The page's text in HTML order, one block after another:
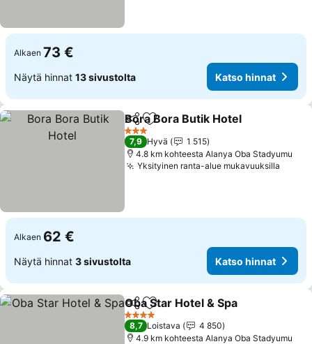
Alkaen 73 €
Näytä hinnat 13 sivustolta Katso hinnat
Jaa Lisää suosikkeihin
Bora Bora Butik Hotel
3 Tähtiluokitus
7,9 Hyvä
1 515
4.8 km kohteesta Alanya Oba Stadyumu
Yksityinen ranta-alue mukavuuksilla
Alkaen 62 €
Näytä hinnat 3 sivustolta Katso hinnat
Jaa Lisää suosikkeihin
Oba Star Hotel & Spa
4 Tähtiluokitus
8,7 Loistava
4 850
4.9 km kohteesta Alanya Oba Stadyumu